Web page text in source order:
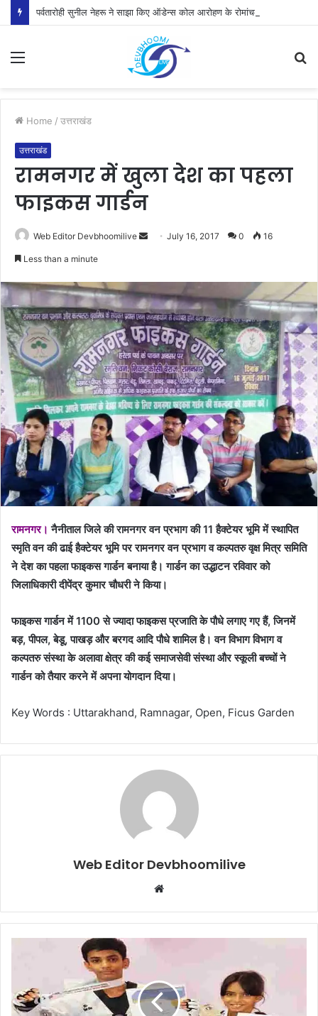
पर्वतारोही सुनील नेहरू ने साझा किए ऑडेन्स कोल आरोहण के रोमांचक अनुभव
Menu
Home / उत्तराखंड
उत्तराखंड
रामनगर में खुला देश का पहला
फाइकस गार्डन
Web Editor Devbhoomilive
SendJuly 16, 2017 0 16
Less than a minute
रामनगर। नैनीताल जिले की रामनगर वन प्रभाग की 11 हैक्टेयर भूमि में स्थापित
स्मृति वन की ढाई हैक्टेयर भूमि पर रामनगर वन प्रभाग व कल्पतरु वृक्ष मित्र समिति
ने देश का पहला फाइकस गार्डन बनाया है। गार्डन का उद्धाटन रविवार को
जिलाधिकारी दीपेंद्र कुमार चौधरी ने किया।
फाइकस गार्डन में 1100 से ज्यादा फाइकस प्रजाति के पौधे लगाए गए हैं, जिनमें
बड़, पीपल, बेडू, पाखड़ और बरगद आदि पौधे शामिल है। वन विभाग विभाग व
कल्पतरु संस्था के अलावा क्षेत्र की कई समाजसेवी संस्था और स्कूली बच्चों ने
गार्डन को तैयार करने में अपना योगदान दिया।
Key Words : Uttarakhand, Ramnagar, Open, Ficus Garden
Web Editor Devbhoomilive
Website